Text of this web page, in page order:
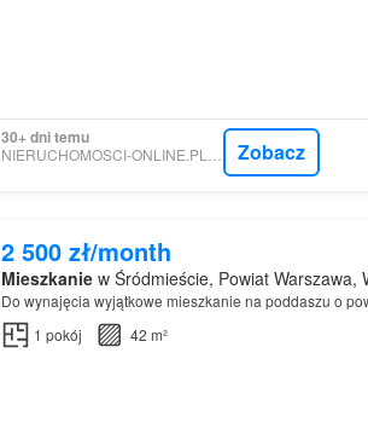
30+ dni temu
Zobacz
2 500 zł/month
Mieszkaniew Śródmieście, Powiat Warszawa,
Do wynajęcia wyjątkowe mieszkanie na poddaszu o
1 pokój 42 m²